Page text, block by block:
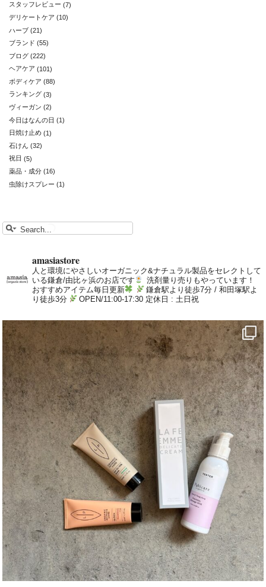
スタッフレビュー (7)
デリケートケア (10)
ハーブ (21)
ブランド (55)
ブログ (222)
ヘアケア (101)
ボディケア (88)
ランキング (3)
ヴィーガン (2)
今日はなんの日 (1)
日焼け止め (1)
石けん (32)
祝日 (5)
薬品・成分 (16)
虫除けスプレー (1)
amasiastore
人と環境にやさしいオーガニック&ナチュラル製品をセレクトして
いる鎌倉/由比ヶ浜のお店です
洗剤量り売りもやっています！
おすすめアイテム毎日更新
鎌倉駅より徒歩7分 / 和田塚駅よ
り徒歩3分
OPEN/11:00-17:30 定休日 : 土日祝